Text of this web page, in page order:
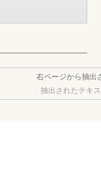
右ページから抽出
抽出されたテキ